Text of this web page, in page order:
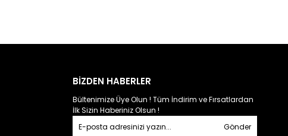
BİZDEN HABERLER
Bültenimize Üye Olun ! Tüm İndirim ve Fırsatlardan
İlk Sizin Haberiniz Olsun !
Gönder